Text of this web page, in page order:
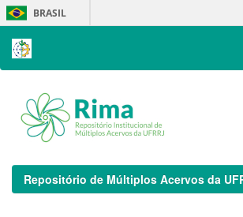
Skip
navigation
BRASIL
Repositório de Múltiplos Acervos da